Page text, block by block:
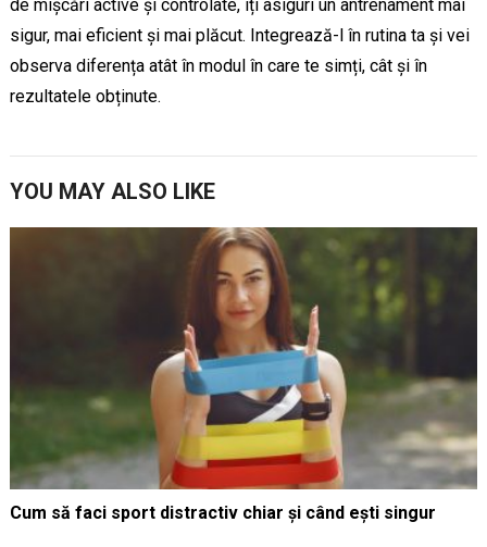
de mișcări active și controlate, îți asiguri un antrenament mai
sigur, mai eficient și mai plăcut. Integrează-l în rutina ta și vei
observa diferența atât în modul în care te simți, cât și în
rezultatele obținute.
YOU MAY ALSO LIKE
Cum să faci sport distractiv chiar și când ești singur